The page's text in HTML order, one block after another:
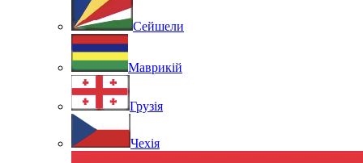
Сейшели
Маврикій
Грузія
Чехія